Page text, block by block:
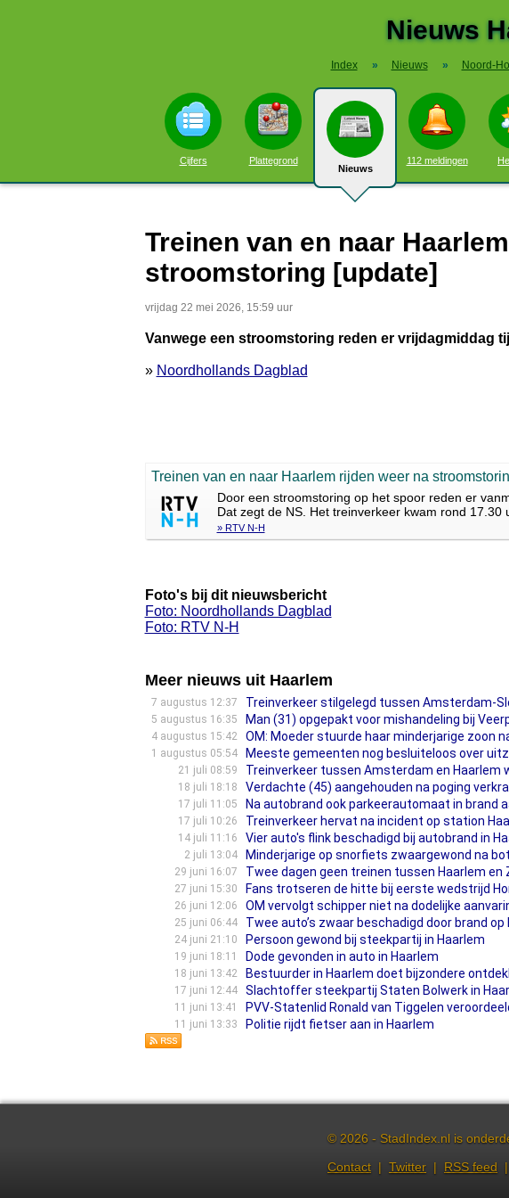
Nieuws
Index » Nieuws » Noord-
Cijfers Plattegrond
Nieuws
112 meldingen
Treinen van en naar
stroomstoring [update]
vrijdag 22 mei 2026, 15:59 uur
Vanwege een stroomstoring reden er vrijdagmiddag
» Noordhollands Dagblad
Treinen van en naar Haarlem rijden weer na
Door een stroomstoring op het spoor reden er
Dat zegt de NS. Het treinverkeer kwam rond 17.30
» RTV N-H
Foto's bij dit nieuwsbericht
Foto: Noordhollands Dagblad
Foto: RTV N-H
Meer nieuws uit Haarlem
7 augustus 12:37 Treinverkeer stilgelegd tussen Amsterdam-
5 augustus 16:35 Man (31) opgepakt voor mishandeling bij
4 augustus 15:42 OM: Moeder stuurde haar minderjarige zoon
1 augustus 05:54 Meeste gemeenten nog besluiteloos over
21 juli 08:59 Treinverkeer tussen Amsterdam en Haarlem
18 juli 18:18 Verdachte (45) aangehouden na poging
17 juli 11:05 Na autobrand ook parkeerautomaat in brand
17 juli 10:26 Treinverkeer hervat na incident op station
14 juli 11:16 Vier auto's flink beschadigd bij autobrand in
2 juli 13:04 Minderjarige op snorfiets zwaargewond na
29 juni 16:07 Twee dagen geen treinen tussen Haarlem en
27 juni 15:30 Fans trotseren de hitte bij eerste wedstrijd
26 juni 12:06 OM vervolgt schipper niet na dodelijke
25 juni 06:44 Twee auto’s zwaar beschadigd door brand op
24 juni 21:10 Persoon gewond bij steekpartij in Haarlem
19 juni 18:11 Dode gevonden in auto in Haarlem
18 juni 13:42 Bestuurder in Haarlem doet bijzondere
17 juni 12:44 Slachtoffer steekpartij Staten Bolwerk in
11 juni 13:41 PVV-Statenlid Ronald van Tiggelen
11 juni 13:33 Politie rijdt fietser aan in Haarlem
© 2026 - StadIndex.nl is
Contact | Twitter | RSS feed |